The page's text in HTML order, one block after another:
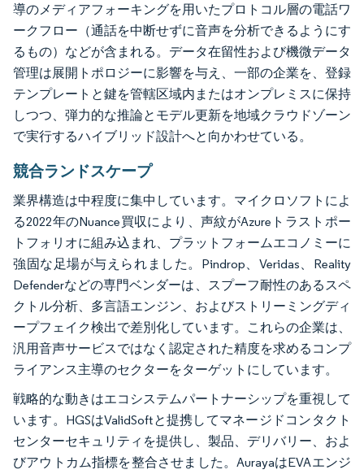
導のメディアフォーキングを用いたプロトコル層の電話ワ
ークフロー（通話を中断せずに音声を分析できるようにす
るもの）などが含まれる。データ在留性および機微データ
管理は展開トポロジーに影響を与え、一部の企業を、登録
テンプレートと鍵を管轄区域内またはオンプレミスに保持
しつつ、弾力的な推論とモデル更新を地域クラウドゾーン
で実行するハイブリッド設計へと向かわせている。
競合ランドスケープ
業界構造は中程度に集中しています。マイクロソフトによ
る2022年のNuance買収により、声紋がAzureトラストポー
トフォリオに組み込まれ、プラットフォームエコノミーに
強固な足場が与えられました。Pindrop、Veridas、Reality
Defenderなどの専門ベンダーは、スプーフ耐性のあるスペ
クトル分析、多言語エンジン、およびストリーミングディ
ープフェイク検出で差別化しています。これらの企業は、
汎用音声サービスではなく認定された精度を求めるコンプ
ライアンス主導のセクターをターゲットにしています。
戦略的な動きはエコシステムパートナーシップを重視して
います。HGSはValidSoftと提携してマネージドコンタクト
センターセキュリティを提供し、製品、デリバリー、およ
びアウトカム指標を整合させました。AurayaはEVAエンジ